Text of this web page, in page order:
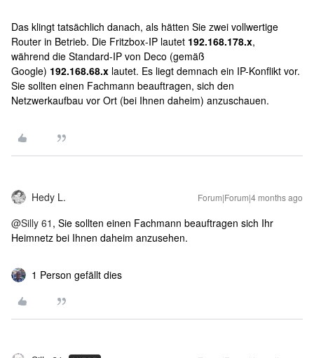
Das klingt tatsächlich danach, als hätten Sie zwei vollwertige
Router in Betrieb. Die Fritzbox-IP lautet 192.168.178.x,
während die Standard-IP von Deco (gemäß
Google) 192.168.68.x lautet. Es liegt demnach ein IP-Konflikt vor.
Sie sollten einen Fachmann beauftragen, sich den
Netzwerkaufbau vor Ort (bei Ihnen daheim) anzuschauen.
Hedy L. Forum|Forum|4 months ago
@Silly 61 , Sie sollten einen Fachmann beauftragen sich Ihr
Heimnetz bei Ihnen daheim anzusehen.
1 Person gefällt dies